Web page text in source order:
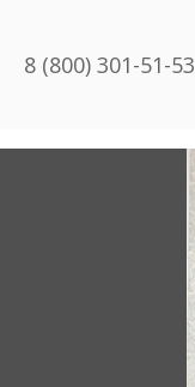
8 (800) 301-51-53